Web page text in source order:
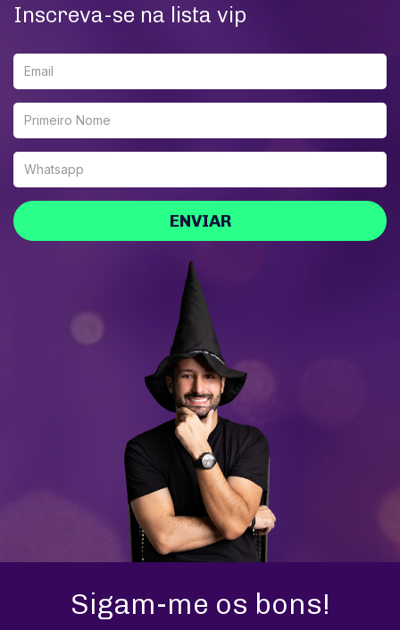
Inscreva-se na lista vip
ENVIAR
Sigam-me os bons!